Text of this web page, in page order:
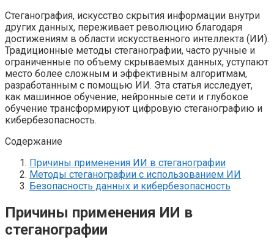
Стеганография, искусство скрытия информации внутри
других данных, переживает революцию благодаря
достижениям в области искусственного интеллекта (ИИ).
Традиционные методы стеганографии, часто ручные и
ограниченные по объему скрываемых данных, уступают
место более сложным и эффективным алгоритмам,
разработанным с помощью ИИ. Эта статья исследует,
как машинное обучение, нейронные сети и глубокое
обучение трансформируют цифровую стеганографию и
кибербезопасность.
Содержание
Причины применения ИИ в стеганографии
Методы стеганографии с использованием ИИ
Безопасность данных и кибербезопасность
Причины применения ИИ в
стеганографии